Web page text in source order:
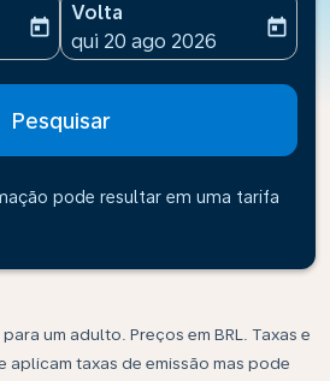
date-aria-label
today
Volta
fc-booking-return-date-
qui 20 ago 2026
today
Pesquisar
pode resultar em uma tarifa
um adulto. Preços em BRL. Taxas e
aplicam taxas de emissão mas pode